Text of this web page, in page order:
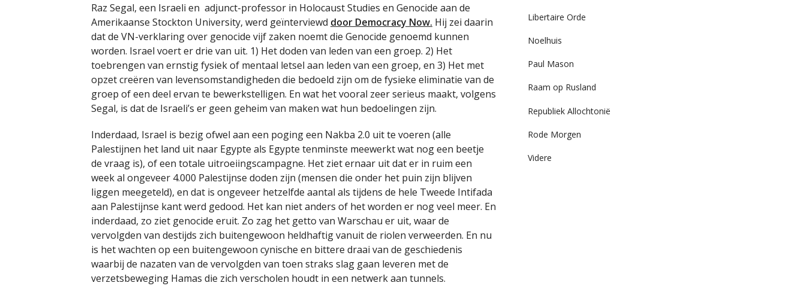
Raz Segal, een Israeli en adjunct-professor in Holocaust Studies en Genocide aan de
Amerikaanse Stockton University, werd geïnterviewd door Democracy Now. Hij zei daarin
dat de VN-verklaring over genocide vijf zaken noemt die Genocide genoemd kunnen
worden. Israel voert er drie van uit. 1) Het doden van leden van een groep. 2) Het
toebrengen van ernstig fysiek of mentaal letsel aan leden van een groep, en 3) Het met
opzet creëren van levensomstandigheden die bedoeld zijn om de fysieke eliminatie van de
groep of een deel ervan te bewerkstelligen. En wat het vooral zeer serieus maakt, volgens
Segal, is dat de Israeli’s er geen geheim van maken wat hun bedoelingen zijn.
Inderdaad, Israel is bezig ofwel aan een poging een Nakba 2.0 uit te voeren (alle
Palestijnen het land uit naar Egypte als Egypte tenminste meewerkt wat nog een beetje
de vraag is), of een totale uitroeiingscampagne. Het ziet ernaar uit dat er in ruim een
week al ongeveer 4.000 Palestijnse doden zijn (mensen die onder het puin zijn blijven
liggen meegeteld), en dat is ongeveer hetzelfde aantal als tijdens de hele Tweede Intifada
aan Palestijnse kant werd gedood. Het kan niet anders of het worden er nog veel meer. En
inderdaad, zo ziet genocide eruit. Zo zag het getto van Warschau er uit, waar de
vervolgden van destijds zich buitengewoon heldhaftig vanuit de riolen verweerden. En nu
is het wachten op een buitengewoon cynische en bittere draai van de geschiedenis
waarbij de nazaten van de vervolgden van toen straks slag gaan leveren met de
verzetsbeweging Hamas die zich verscholen houdt in een netwerk aan tunnels.
Libertaire Orde
Noelhuis
Paul Mason
Raam op Rusland
Republiek Allochtonië
Rode Morgen
Videre